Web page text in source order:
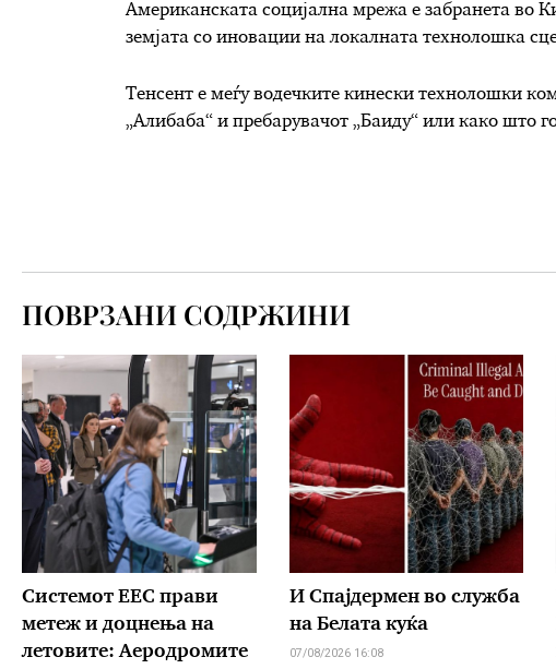
Американската социјална мрежа е забранета во
земјата со иновации на локалната технолошка
Тенсент е меѓу водечките кинески технолошки
„Алибаба“ и пребарувачот „Баиду“ или како што
ПОВРЗАНИ СОДРЖИНИ
Системот ЕЕС прави
метеж и доцнења на
летовите: Аеродромите
И Спајдермен во служба
на Белата куќа
07/08/2026 16:08